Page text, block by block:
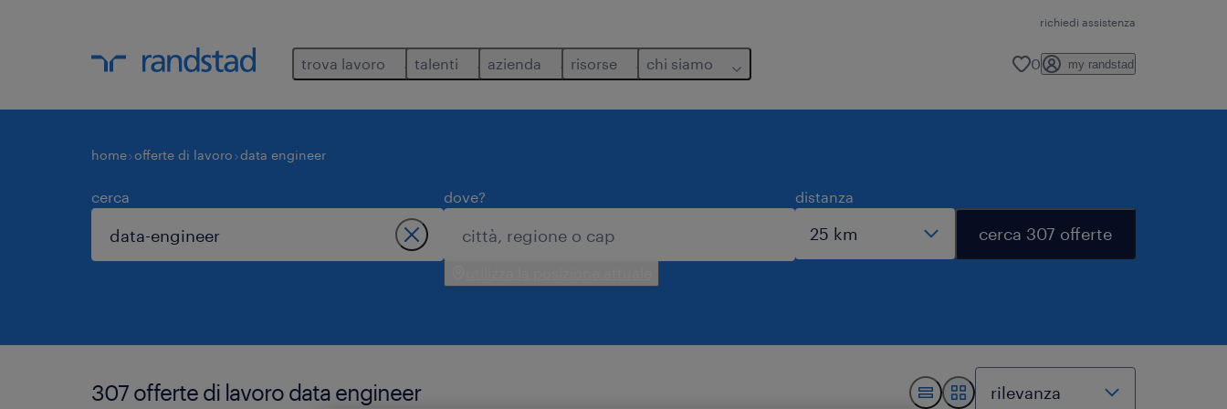
richiedi assistenza
trova lavoro talenti azienda risorse chi siamo 0 my randstad
home offerte di lavoro data engineer
cerca dove? distanza
cerca 307 offerte
307 offerte di lavoro data engineer